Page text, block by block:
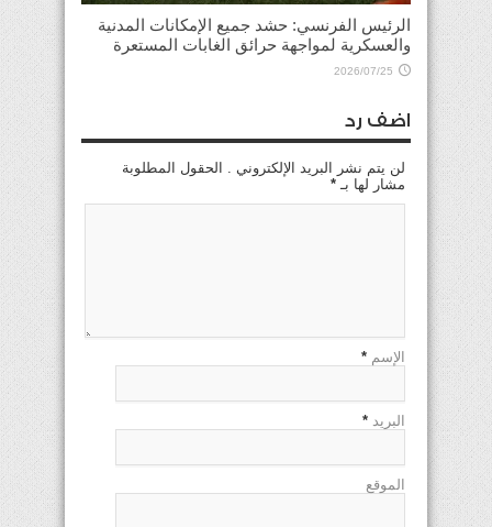
الرئيس الفرنسي: حشد جميع الإمكانات المدنية
والعسكرية لمواجهة حرائق الغابات المستعرة
2026/07/25
اضف رد
لن يتم نشر البريد الإلكتروني . الحقول المطلوبة
مشار لها بـ *
الإسم *
البريد *
الموقع